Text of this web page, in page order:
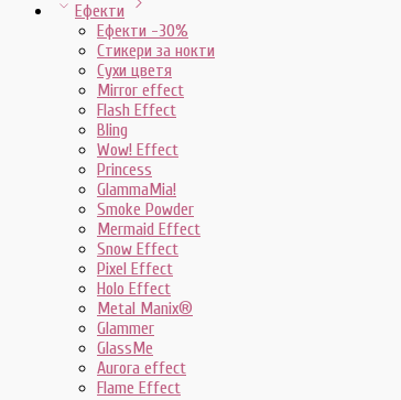
Ефекти
Ефекти -30%
Стикери за нокти
Сухи цветя
Mirror effect
Flash Effect
Bling
Wow! Effect
Princess
GlammaMia!
Smoke Powder
Mermaid Effect
Snow Effect
Pixel Effect
Holo Effect
Metal Manix®
Glammer
GlassMe
Aurora effect
Flame Effect